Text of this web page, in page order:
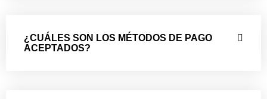
¿CUÁLES SON LOS MÉTODOS DE PAGO
ACEPTADOS?